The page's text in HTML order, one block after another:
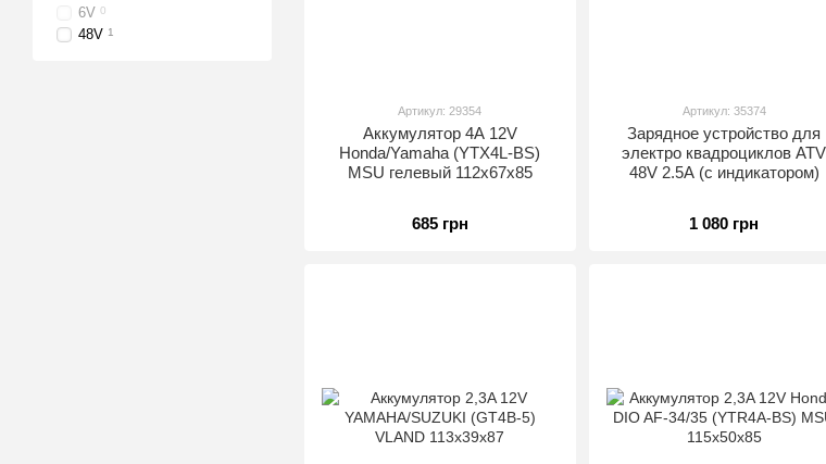
Артикул: 29354
Аккумулятор 4A 12V
Honda/Yamaha (YTX4L-BS)
MSU гелевый 112x67x85
685 грн
Артикул: 35374
Зарядное устройство для
электро квадроциклов ATV
48V 2.5A (с индикатором)
1 080 грн
6V 0
48V 1